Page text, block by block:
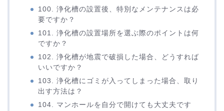
100. 浄化槽の設置後、特別なメンテナンスは必
要ですか？
101. 浄化槽の設置場所を選ぶ際のポイントは何
ですか？
102. 浄化槽が地震で破損した場合、どうすれば
いいですか？
103. 浄化槽にゴミが入ってしまった場合、取り
出す方法は？
104. マンホールを自分で開けても大丈夫です